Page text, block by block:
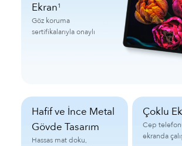
Ekran1
Göz koruma
sertifikalarıyla onaylı
Hafif ve İnce Metal
Gövde Tasarım
Hassas mat doku,
Çoklu
Cep
ekranda